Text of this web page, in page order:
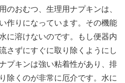
のおむつ、生理用ナプキンは、
作りになっています。その機能
に溶けないのです。もし便器内
さずにすぐに取り除くようにし
プキンは強い粘着性があり、排
除くのが非常に厄介です。水に